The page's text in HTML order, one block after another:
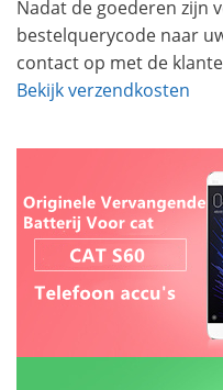
Nadat de goederen zijn
bestelquerycode naar
contact op met de
Bekijk verzendkosten